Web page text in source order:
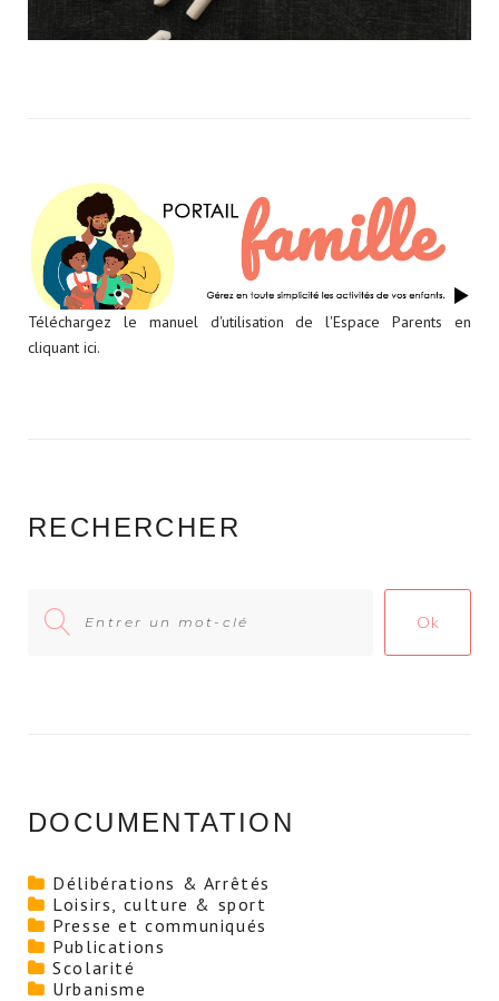
Téléchargez le manuel d'utilisation de l'Espace Parents en
cliquant ici.
RECHERCHER
for:
Ok
DOCUMENTATION
Délibérations & Arrêtés
Loisirs, culture & sport
Presse et communiqués
Publications
Scolarité
Urbanisme